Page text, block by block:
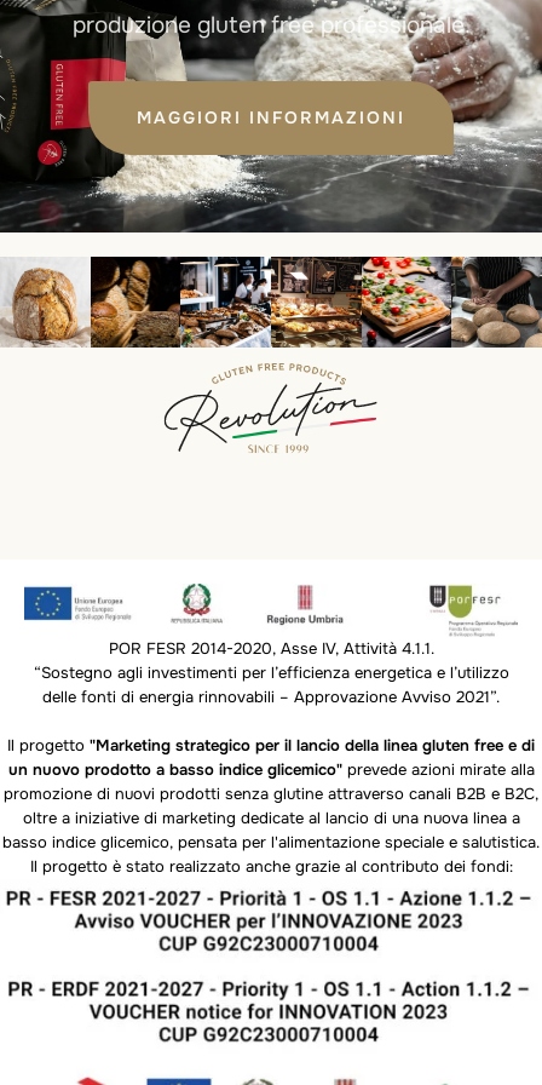
produzione gluten free professionale.
MAGGIORI INFORMAZIONI
POR FESR 2014-2020, Asse IV, Attività 4.1.1.
“Sostegno agli investimenti per l’efficienza energetica e l’utilizzo
delle fonti di energia rinnovabili – Approvazione Avviso 2021”.
Il progetto "Marketing strategico per il lancio della linea gluten free e di
un nuovo prodotto a basso indice glicemico"prevede azioni mirate alla
promozione di nuovi prodotti senza glutine attraverso canali B2B e B2C,
oltre a iniziative di marketing dedicate al lancio di una nuova linea a
basso indice glicemico, pensata per l'alimentazione speciale e salutistica.
Il progetto è stato realizzato anche grazie al contributo dei fondi: